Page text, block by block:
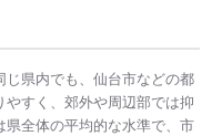
県内でも、 仙台市などの都
やすく、郊外や周辺部では抑
県全体の平均的な水準で、市